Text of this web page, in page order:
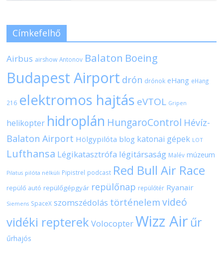
Címkefelhő
Airbus airshow Antonov Balaton Boeing
Budapest Airport drón drónok eHang eHang
216 elektromos hajtás eVTOL Gripen
helikopter hidroplán HungaroControl Hévíz-
Balaton Airport Hölgypilóta blog katonai gépek LOT
Lufthansa Légikatasztrófa légitársaság Malév múzeum
Pilatus pilóta nélküli Pipistrel podcast Red Bull Air Race
repülő autó repülőgépgyár repülőnap repülőtér Ryanair
Siemens SpaceX szomszédolás történelem videó
vidéki repterek VolocopterWizz Air űr
űrhajós